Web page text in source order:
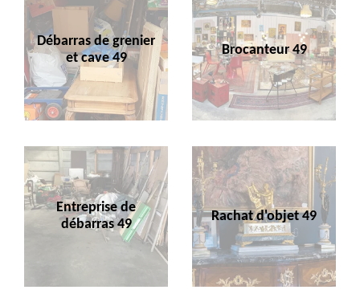
Débarras de grenier
et cave 49
Brocanteur 49
Entreprise de
débarras 49
Rachat d'objet 49